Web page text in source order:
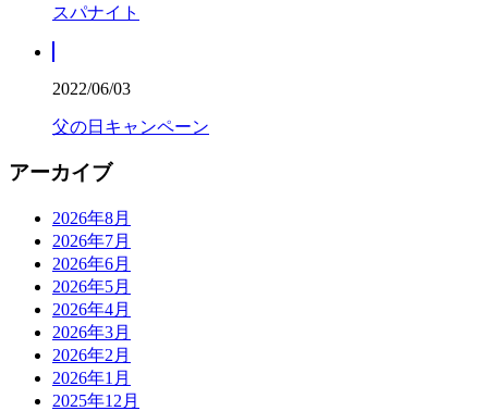
スパナイト
2022/06/03
父の日キャンペーン
アーカイブ
2026年8月
2026年7月
2026年6月
2026年5月
2026年4月
2026年3月
2026年2月
2026年1月
2025年12月